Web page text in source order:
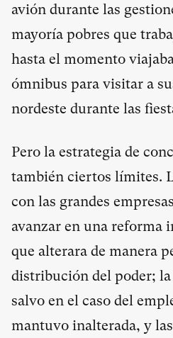
avión durante las
mayoría pobres que
hasta el momento
ómnibus para visitar a
nordeste durante las
Pero la estrategia de
también ciertos límites.
con las grandes
avanzar en una reforma
que alterara de manera
distribución del poder;
salvo en el caso del
mantuvo inalterada, y